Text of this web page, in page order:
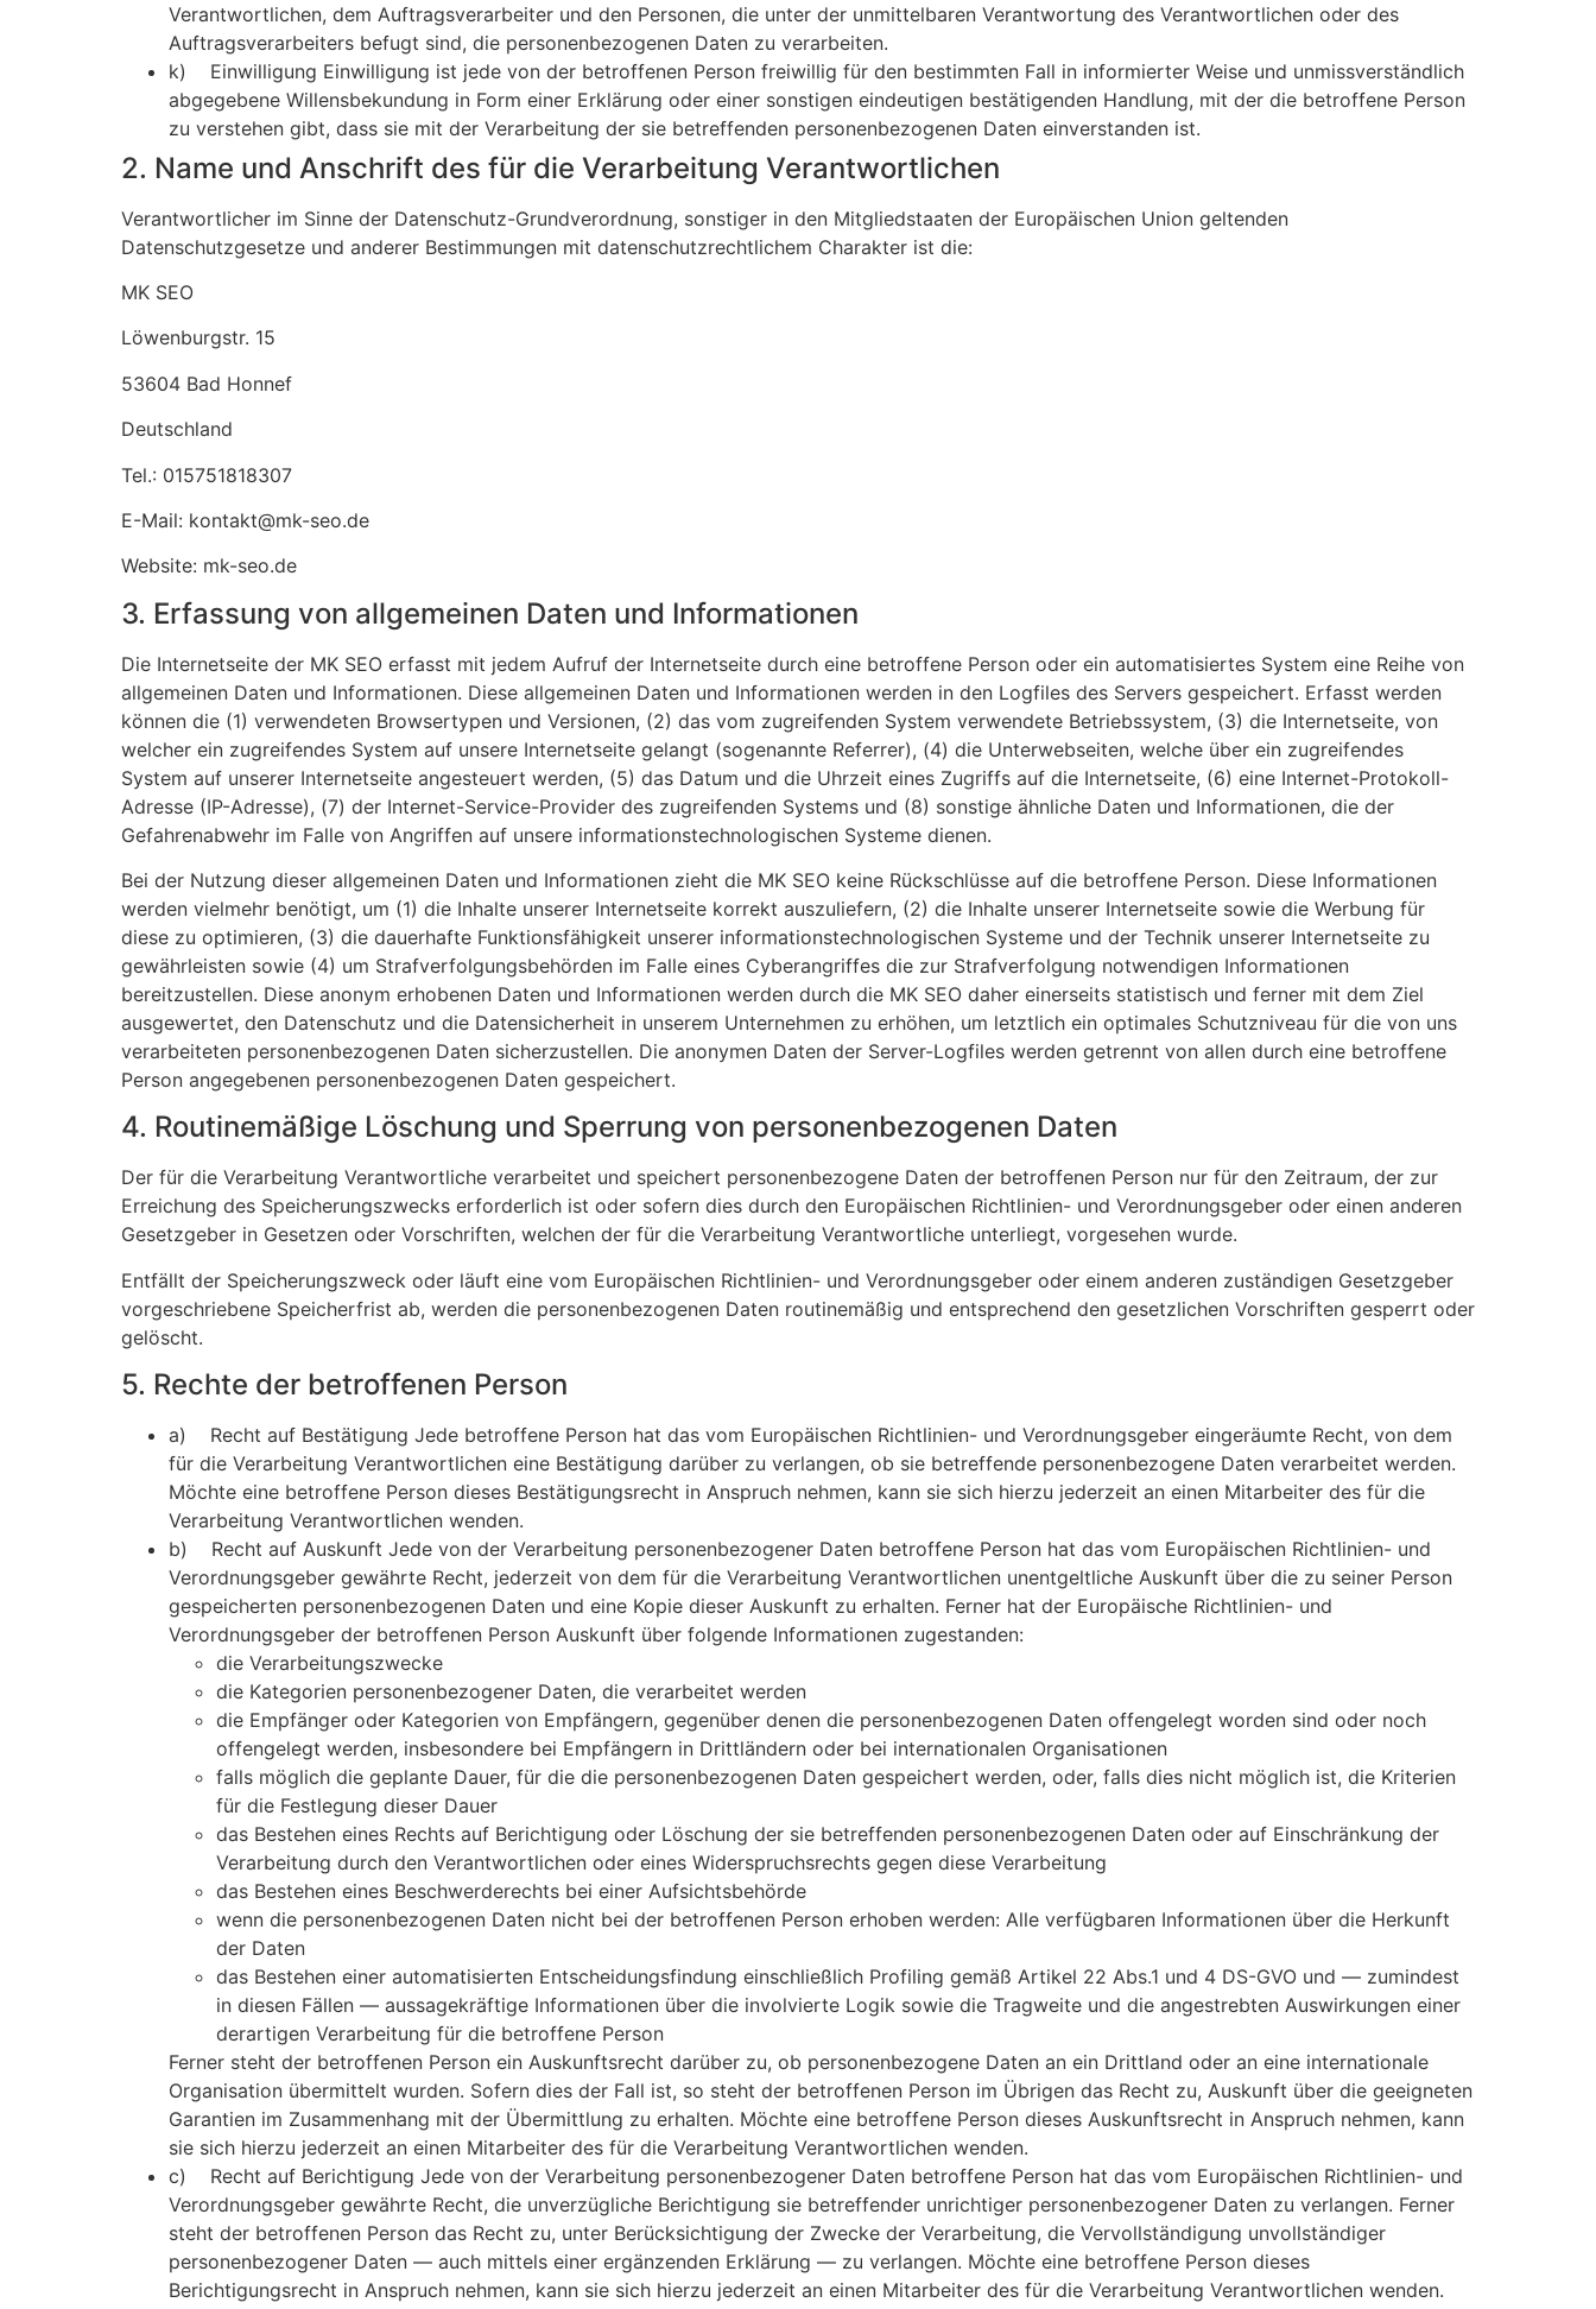
Verantwortlichen, dem Auftragsverarbeiter und den Personen, die unter der unmittelbaren Verantwortung des Verantwortlichen oder des
Auftragsverarbeiters befugt sind, die personenbezogenen Daten zu verarbeiten.
k) Einwilligung Einwilligung ist jede von der betroffenen Person freiwillig für den bestimmten Fall in informierter Weise und unmissverständlich
abgegebene Willensbekundung in Form einer Erklärung oder einer sonstigen eindeutigen bestätigenden Handlung, mit der die betroffene Person
zu verstehen gibt, dass sie mit der Verarbeitung der sie betreffenden personenbezogenen Daten einverstanden ist.
2. Name und Anschrift des für die Verarbeitung Verantwortlichen
Verantwortlicher im Sinne der Datenschutz-Grundverordnung, sonstiger in den Mitgliedstaaten der Europäischen Union geltenden
Datenschutzgesetze und anderer Bestimmungen mit datenschutzrechtlichem Charakter ist die:
MK SEO
Löwenburgstr. 15
53604 Bad Honnef
Deutschland
Tel.: 015751818307
E-Mail: kontakt@mk-seo.de
Website: mk-seo.de
3. Erfassung von allgemeinen Daten und Informationen
Die Internetseite der MK SEO erfasst mit jedem Aufruf der Internetseite durch eine betroffene Person oder ein automatisiertes System eine Reihe von
allgemeinen Daten und Informationen. Diese allgemeinen Daten und Informationen werden in den Logfiles des Servers gespeichert. Erfasst werden
können die (1) verwendeten Browsertypen und Versionen, (2) das vom zugreifenden System verwendete Betriebssystem, (3) die Internetseite, von
welcher ein zugreifendes System auf unsere Internetseite gelangt (sogenannte Referrer), (4) die Unterwebseiten, welche über ein zugreifendes
System auf unserer Internetseite angesteuert werden, (5) das Datum und die Uhrzeit eines Zugriffs auf die Internetseite, (6) eine Internet-Protokoll-
Adresse (IP-Adresse), (7) der Internet-Service-Provider des zugreifenden Systems und (8) sonstige ähnliche Daten und Informationen, die der
Gefahrenabwehr im Falle von Angriffen auf unsere informationstechnologischen Systeme dienen.
Bei der Nutzung dieser allgemeinen Daten und Informationen zieht die MK SEO keine Rückschlüsse auf die betroffene Person. Diese Informationen
werden vielmehr benötigt, um (1) die Inhalte unserer Internetseite korrekt auszuliefern, (2) die Inhalte unserer Internetseite sowie die Werbung für
diese zu optimieren, (3) die dauerhafte Funktionsfähigkeit unserer informationstechnologischen Systeme und der Technik unserer Internetseite zu
gewährleisten sowie (4) um Strafverfolgungsbehörden im Falle eines Cyberangriffes die zur Strafverfolgung notwendigen Informationen
bereitzustellen. Diese anonym erhobenen Daten und Informationen werden durch die MK SEO daher einerseits statistisch und ferner mit dem Ziel
ausgewertet, den Datenschutz und die Datensicherheit in unserem Unternehmen zu erhöhen, um letztlich ein optimales Schutzniveau für die von uns
verarbeiteten personenbezogenen Daten sicherzustellen. Die anonymen Daten der Server-Logfiles werden getrennt von allen durch eine betroffene
Person angegebenen personenbezogenen Daten gespeichert.
4. Routinemäßige Löschung und Sperrung von personenbezogenen Daten
Der für die Verarbeitung Verantwortliche verarbeitet und speichert personenbezogene Daten der betroffenen Person nur für den Zeitraum, der zur
Erreichung des Speicherungszwecks erforderlich ist oder sofern dies durch den Europäischen Richtlinien- und Verordnungsgeber oder einen anderen
Gesetzgeber in Gesetzen oder Vorschriften, welchen der für die Verarbeitung Verantwortliche unterliegt, vorgesehen wurde.
Entfällt der Speicherungszweck oder läuft eine vom Europäischen Richtlinien- und Verordnungsgeber oder einem anderen zuständigen Gesetzgeber
vorgeschriebene Speicherfrist ab, werden die personenbezogenen Daten routinemäßig und entsprechend den gesetzlichen Vorschriften gesperrt oder
gelöscht.
5. Rechte der betroffenen Person
a) Recht auf Bestätigung Jede betroffene Person hat das vom Europäischen Richtlinien- und Verordnungsgeber eingeräumte Recht, von dem
für die Verarbeitung Verantwortlichen eine Bestätigung darüber zu verlangen, ob sie betreffende personenbezogene Daten verarbeitet werden.
Möchte eine betroffene Person dieses Bestätigungsrecht in Anspruch nehmen, kann sie sich hierzu jederzeit an einen Mitarbeiter des für die
Verarbeitung Verantwortlichen wenden.
b) Recht auf Auskunft Jede von der Verarbeitung personenbezogener Daten betroffene Person hat das vom Europäischen Richtlinien- und
Verordnungsgeber gewährte Recht, jederzeit von dem für die Verarbeitung Verantwortlichen unentgeltliche Auskunft über die zu seiner Person
gespeicherten personenbezogenen Daten und eine Kopie dieser Auskunft zu erhalten. Ferner hat der Europäische Richtlinien- und
Verordnungsgeber der betroffenen Person Auskunft über folgende Informationen zugestanden:
die Verarbeitungszwecke
die Kategorien personenbezogener Daten, die verarbeitet werden
die Empfänger oder Kategorien von Empfängern, gegenüber denen die personenbezogenen Daten offengelegt worden sind oder noch
offengelegt werden, insbesondere bei Empfängern in Drittländern oder bei internationalen Organisationen
falls möglich die geplante Dauer, für die die personenbezogenen Daten gespeichert werden, oder, falls dies nicht möglich ist, die Kriterien
für die Festlegung dieser Dauer
das Bestehen eines Rechts auf Berichtigung oder Löschung der sie betreffenden personenbezogenen Daten oder auf Einschränkung der
Verarbeitung durch den Verantwortlichen oder eines Widerspruchsrechts gegen diese Verarbeitung
das Bestehen eines Beschwerderechts bei einer Aufsichtsbehörde
wenn die personenbezogenen Daten nicht bei der betroffenen Person erhoben werden: Alle verfügbaren Informationen über die Herkunft
der Daten
das Bestehen einer automatisierten Entscheidungsfindung einschließlich Profiling gemäß Artikel 22 Abs.1 und 4 DS-GVO und — zumindest
in diesen Fällen — aussagekräftige Informationen über die involvierte Logik sowie die Tragweite und die angestrebten Auswirkungen einer
derartigen Verarbeitung für die betroffene Person
Ferner steht der betroffenen Person ein Auskunftsrecht darüber zu, ob personenbezogene Daten an ein Drittland oder an eine internationale
Organisation übermittelt wurden. Sofern dies der Fall ist, so steht der betroffenen Person im Übrigen das Recht zu, Auskunft über die geeigneten
Garantien im Zusammenhang mit der Übermittlung zu erhalten. Möchte eine betroffene Person dieses Auskunftsrecht in Anspruch nehmen, kann
sie sich hierzu jederzeit an einen Mitarbeiter des für die Verarbeitung Verantwortlichen wenden.
c) Recht auf Berichtigung Jede von der Verarbeitung personenbezogener Daten betroffene Person hat das vom Europäischen Richtlinien- und
Verordnungsgeber gewährte Recht, die unverzügliche Berichtigung sie betreffender unrichtiger personenbezogener Daten zu verlangen. Ferner
steht der betroffenen Person das Recht zu, unter Berücksichtigung der Zwecke der Verarbeitung, die Vervollständigung unvollständiger
personenbezogener Daten — auch mittels einer ergänzenden Erklärung — zu verlangen. Möchte eine betroffene Person dieses
Berichtigungsrecht in Anspruch nehmen, kann sie sich hierzu jederzeit an einen Mitarbeiter des für die Verarbeitung Verantwortlichen wenden.